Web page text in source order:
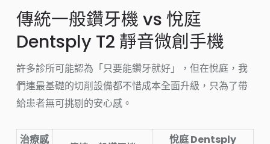
傳統一般鑽牙機 vs 悅庭
Dentsply T2 靜音微創手機
許多診所可能認為「只要能鑽牙就好」，但在悅庭，我
們連最基礎的切削設備都不惜成本全面升級，只為了帶
給患者無可挑剔的安心感。
治療感
悅庭 Dentsply